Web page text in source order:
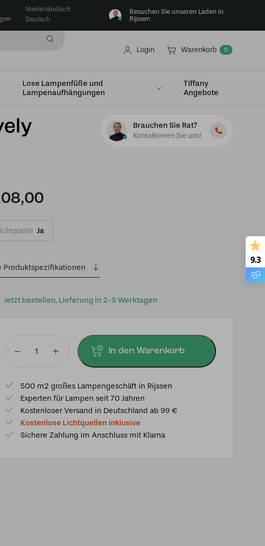
Niederländisch
Deutsch
Besuchen Sie unseren Laden in
Rijssen
Login Warenkorb 0
Lose Lampenfüße und
Lampenaufhängungen
Tiffany
Angebote
Purple
Brauchen Sie Rat?
Kontaktieren Sie uns!
Jetzt bestellen, Lieferung in 2-5 Werktagen
Ja
Produktspezifikationen
Wandleuchte/Deckenleuchte
Lovely
Flower
Purple
Menge
In den Warenkorb
500 m2 großes Lampengeschäft in Rijssen
Experten für Lampen seit 70 Jahren
Kostenloser Versand in Deutschland ab 99 €
Kostenlose Lichtquellen inklusive
Sichere Zahlung im Anschluss mit Klarna
9.3